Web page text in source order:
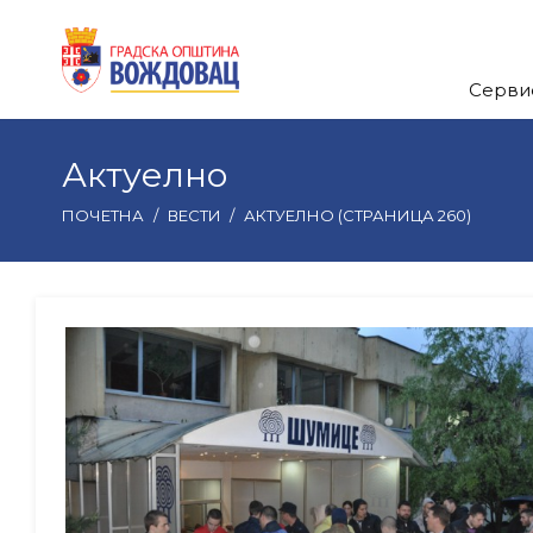
Актуелно
ПОЧЕТНА / ВЕСТИ / АКТУЕЛНО (СТРАНИЦА 260)